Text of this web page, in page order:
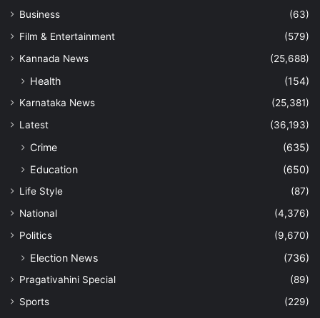
Business
(63)
Film & Entertainment
(579)
Kannada News
(25,688)
Health (154)
Karnataka News
(25,381)
Latest
(36,193)
Crime
(635)
Education
(650)
Life Style
(87)
National
(4,376)
Politics
(9,670)
Election News (736)
Pragativahini Special
(89)
Sports
(229)